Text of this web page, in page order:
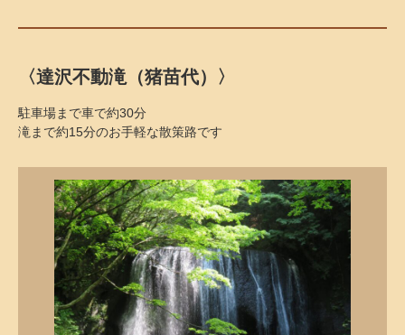
〈達沢不動滝（猪苗代）〉
駐車場まで車で約30分
滝まで約15分のお手軽な散策路です